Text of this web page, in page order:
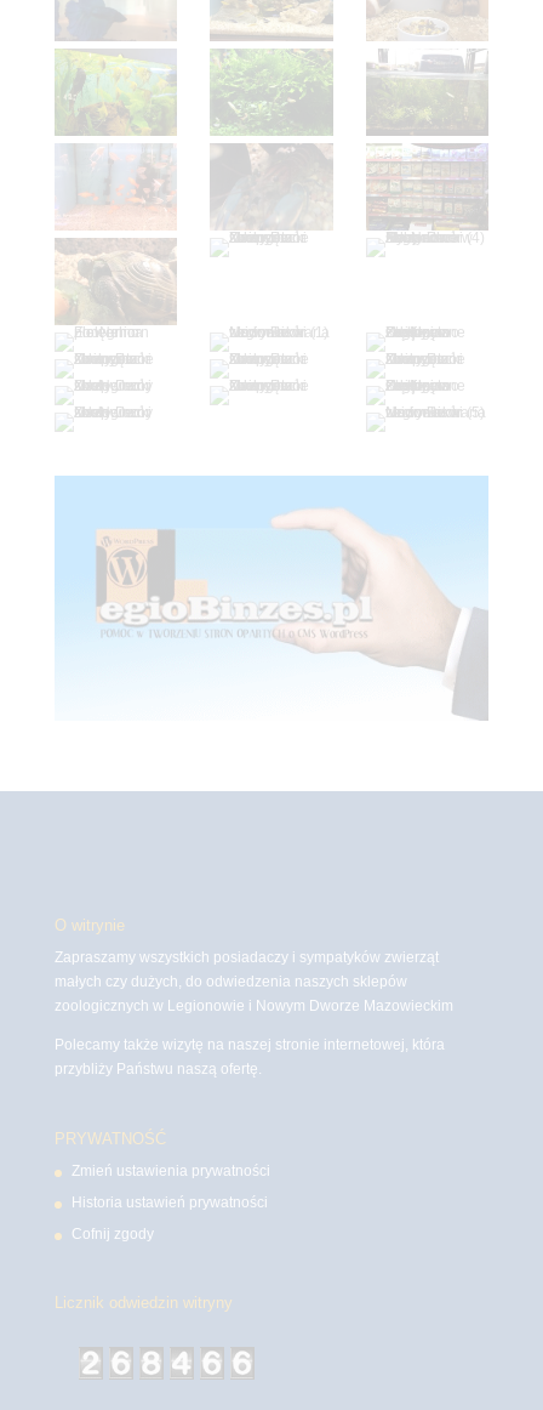
O witrynie
Zapraszamy wszystkich posiadaczy i sympatyków zwierząt
małych czy dużych, do odwiedzenia naszych sklepów
zoologicznych w Legionowie i Nowym Dworze Mazowieckim
Polecamy także wizytę na naszej stronie internetowej, która
przybliży Państwu naszą ofertę.
PRYWATNOŚĆ
Zmień ustawienia prywatności
Historia ustawień prywatności
Cofnij zgody
Licznik odwiedzin witryny